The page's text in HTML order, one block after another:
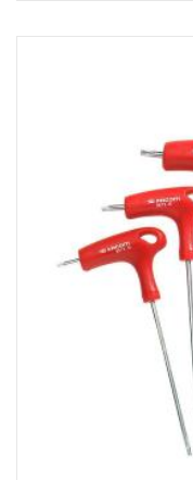
UWAGA: Produkt
Proponowany
Zawartość: 89TX.10 -